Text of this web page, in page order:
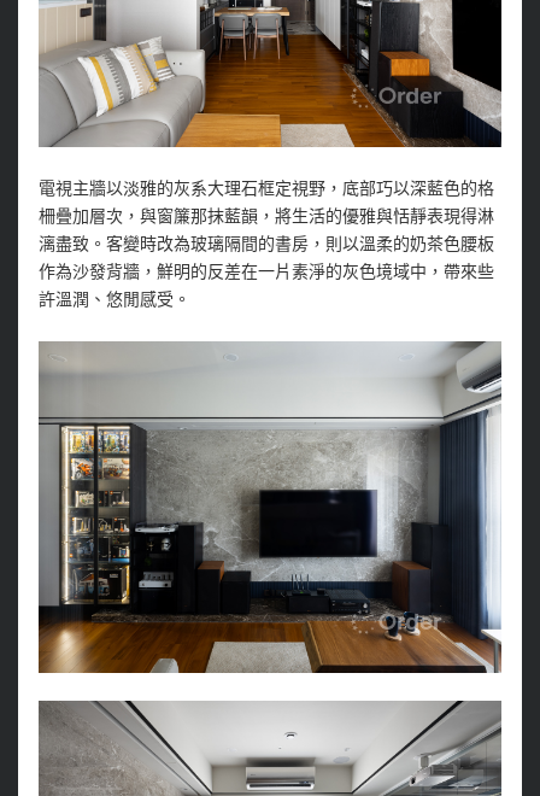
電視主牆以淡雅的灰系大理石框定視野，底部巧以深藍色的格
柵疊加層次，與窗簾那抹藍韻，將生活的優雅與恬靜表現得淋
漓盡致。客變時改為玻璃隔間的書房，則以溫柔的奶茶色腰板
作為沙發背牆，鮮明的反差在一片素淨的灰色境域中，帶來些
許溫潤、悠閒感受。